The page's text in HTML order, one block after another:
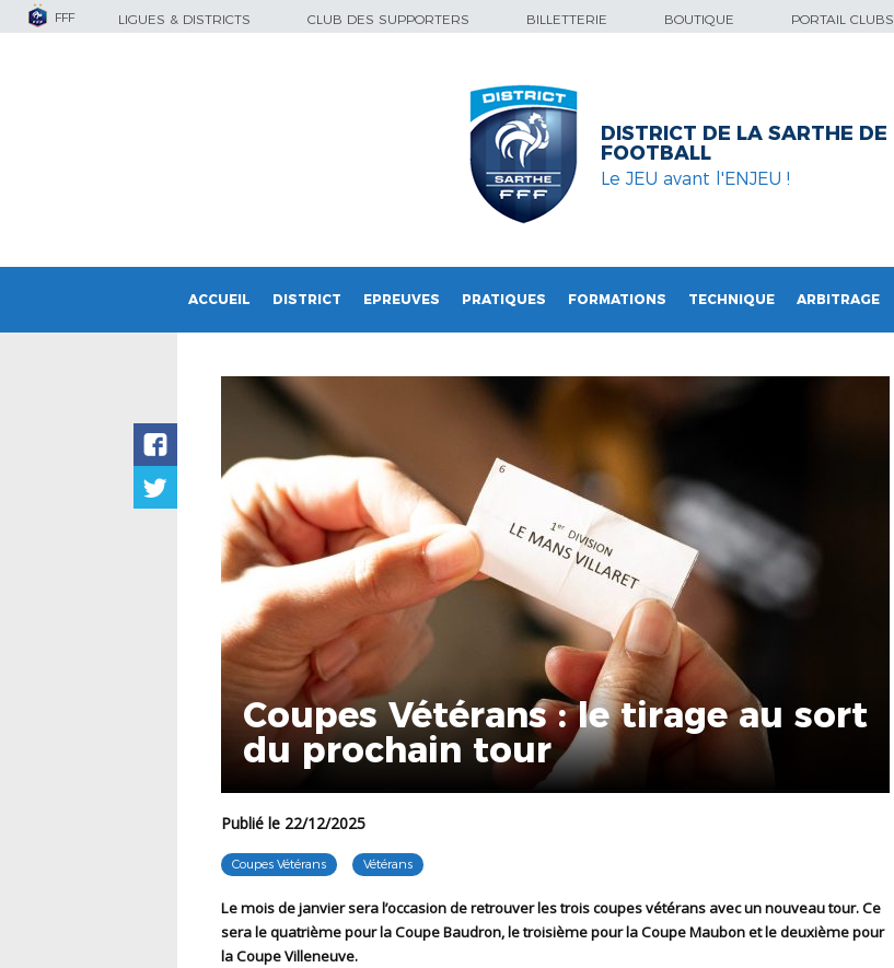
FFF LIGUES & DISTRICTS CLUB DES SUPPORTERS BILLETTERIE BOUTIQUE PORTAIL CLUBS
DISTRICT DE LA SARTHE DE
FOOTBALL
Le JEU avant l'ENJEU !
ACCUEIL DISTRICT EPREUVES PRATIQUES FORMATIONS TECHNIQUE ARBITRAGE
Coupes Vétérans : le tirage au sort
du prochain tour
Publié le 22/12/2025
Coupes Vétérans Vétérans
Le mois de janvier sera l’occasion de retrouver les trois coupes vétérans avec un nouveau tour. Ce
sera le quatrième pour la Coupe Baudron, le troisième pour la Coupe Maubon et le deuxième pour
la Coupe Villeneuve.